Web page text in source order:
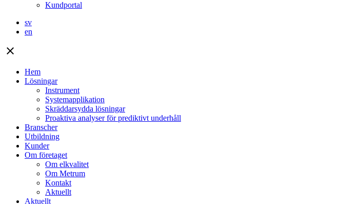
Kundportal
sv
en
close
Hem
Lösningar
Instrument
Systemapplikation
Skräddarsydda lösningar
Proaktiva analyser för prediktivt underhåll
Branscher
Utbildning
Kunder
Om företaget
Om elkvalitet
Om Metrum
Kontakt
Aktuellt
Aktuellt